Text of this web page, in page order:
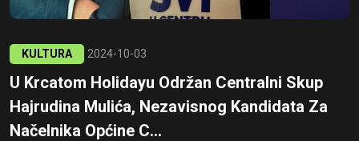
KULTURA 2024-10-03
U Krcatom Holidayu Održan Centralni Skup
Hajrudina Mulića, Nezavisnog Kandidata Za
Načelnika Općine C...